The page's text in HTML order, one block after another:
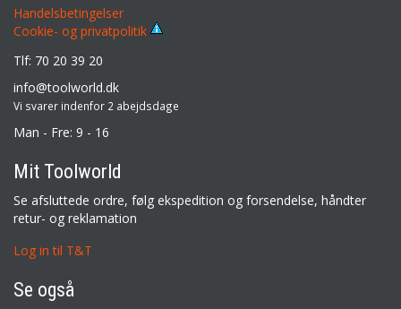
Handelsbetingelser
Cookie- og privatpolitik
Tlf: 70 20 39 20
info@toolworld.dk
Vi svarer indenfor 2 abejdsdage
Man - Fre: 9 - 16
Mit Toolworld
Se afsluttede ordre, følg ekspedition og forsendelse, håndter
retur- og reklamation
Log in til T&T
Se også